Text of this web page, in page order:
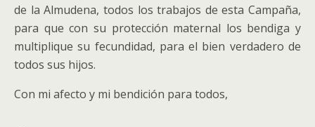
de la Almudena, todos los trabajos de esta Campaña,
para que con su protección maternal los bendiga y
multiplique su fecundidad, para el bien verdadero de
todos sus hijos.
Con mi afecto y mi bendición para todos,